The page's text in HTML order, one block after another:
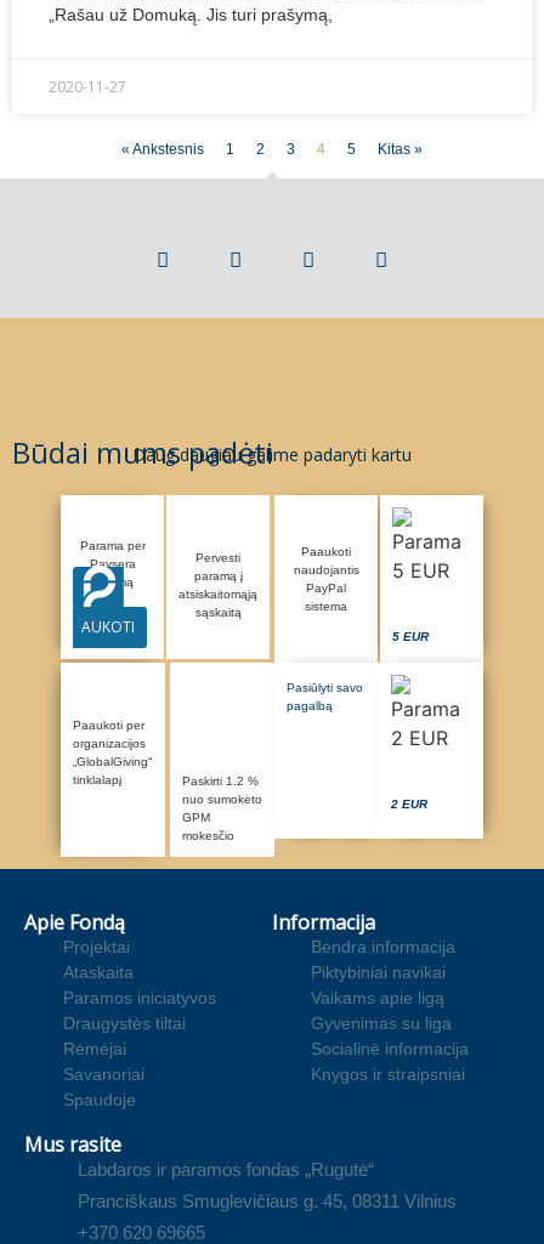
„Rašau už Domuką. Jis turi prašymą,
2020-11-27
« Ankstesnis 1 2 3 4 5 Kitas »
Būdai mums padėti
Daug daugiau galime padaryti kartu
Parama per
Paysera
sistemą
AUKOTI
Pervesti
paramą į
atsiskaitomąją
sąskaitą
Paaukoti
naudojantis
PayPal
sistema
5 EUR
Paaukoti per
organizacijos
„GlobalGiving“
tinklalapį
Paskirti 1.2 %
nuo sumokėto
GPM
mokesčio
Pasiūlyti savo
pagalbą
2 EUR
Apie Fondą
Projektai
Ataskaita
Paramos iniciatyvos
Draugystės tiltai
Rėmėjai
Savanoriai
Spaudoje
Informacija
Bendra informacija
Piktybiniai navikai
Vaikams apie ligą
Gyvenimas su liga
Socialinė informacija
Knygos ir straipsniai
Mus rasite
Labdaros ir paramos fondas „Rugutė“
Pranciškaus Smuglevičiaus g. 45, 08311 Vilnius
+370 620 69665